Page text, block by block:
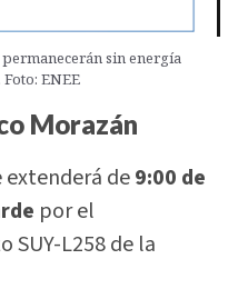
permanecerán sin energía
ENEE
Morazán
extenderá de9:00 de
por el
L258 de la